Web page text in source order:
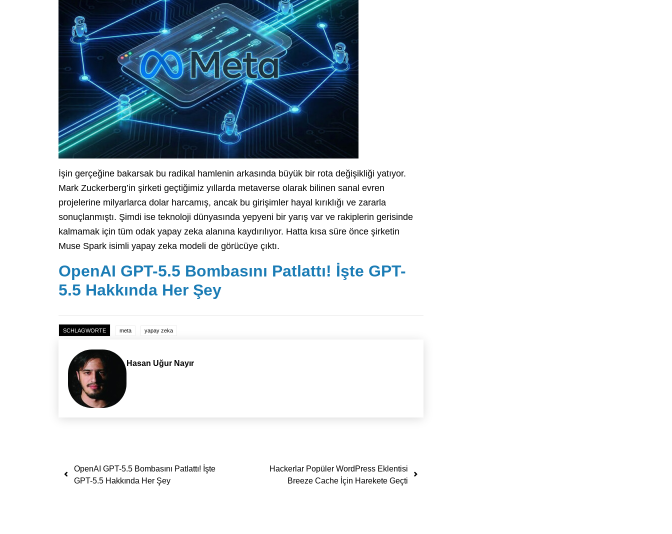
İşin gerçeğine bakarsak bu radikal hamlenin arkasında büyük bir rota değişikliği yatıyor.
Mark Zuckerberg’in şirketi geçtiğimiz yıllarda metaverse olarak bilinen sanal evren
projelerine milyarlarca dolar harcamış, ancak bu girişimler hayal kırıklığı ve zararla
sonuçlanmıştı. Şimdi ise teknoloji dünyasında yepyeni bir yarış var ve rakiplerin gerisinde
kalmamak için tüm odak yapay zeka alanına kaydırılıyor. Hatta kısa süre önce şirketin
Muse Spark isimli yapay zeka modeli de görücüye çıktı.
OpenAI GPT-5.5 Bombasını Patlattı! İşte GPT-
5.5 Hakkında Her Şey
SCHLAGWORTE meta yapay zeka
Hasan Uğur Nayır
Yazı dolaşımı
OpenAI GPT-5.5 Bombasını Patlattı! İşte
GPT-5.5 Hakkında Her Şey
Hackerlar Popüler WordPress Eklentisi
Breeze Cache İçin Harekete Geçti